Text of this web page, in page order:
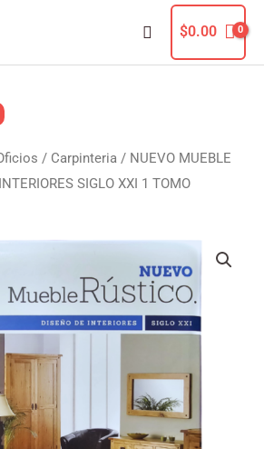
Buscar
$0.00
/ Carpinteria / NUEVO MUEBLE
SIGLO XXI 1 TOMO